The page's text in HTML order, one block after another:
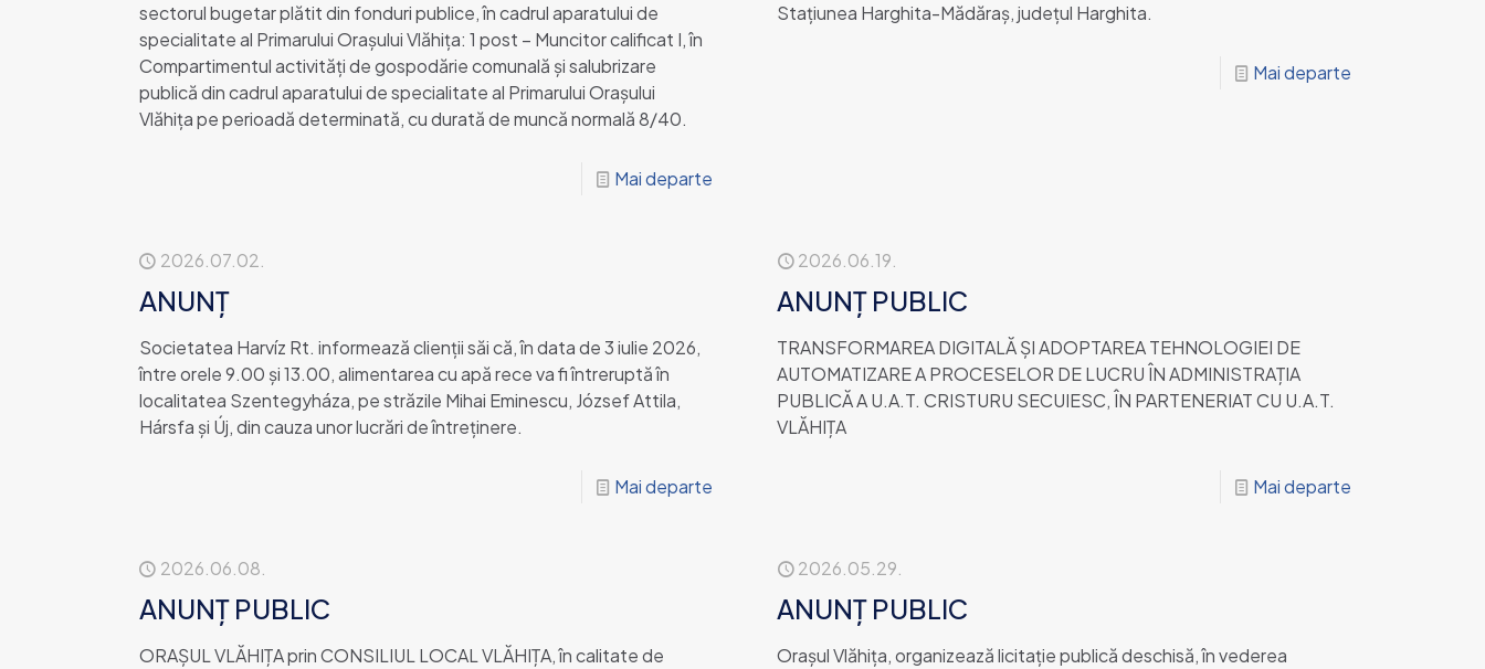
sectorul bugetar plătit din fonduri publice, în cadrul aparatului de
specialitate al Primarului Orașului Vlăhița: 1 post – Muncitor calificat I, în
Compartimentul activități de gospodărie comunală și salubrizare
publică din cadrul aparatului de specialitate al Primarului Oraşului
Vlăhiţa pe perioadă determinată, cu durată de muncă normală 8/40.
Mai departe
Stațiunea Harghita-Mădăraș, județul Harghita.
Mai departe
2026.07.02.
ANUNȚ
Societatea Harvíz Rt. informează clienții săi că, în data de 3 iulie 2026,
între orele 9.00 și 13.00, alimentarea cu apă rece va fi întreruptă în
localitatea Szentegyháza, pe străzile Mihai Eminescu, József Attila,
Hársfa și Új, din cauza unor lucrări de întreținere.
Mai departe
2026.06.19.
ANUNȚ PUBLIC
TRANSFORMAREA DIGITALĂ ŞI ADOPTAREA TEHNOLOGIEI DE
AUTOMATIZARE A PROCESELOR DE LUCRU ÎN ADMINISTRAŢIA
PUBLICĂ A U.A.T. CRISTURU SECUIESC, ÎN PARTENERIAT CU U.A.T.
VLĂHIŢA
Mai departe
2026.06.08.
ANUNȚ PUBLIC
ORAȘUL VLĂHIȚA prin CONSILIUL LOCAL VLĂHIȚA, în calitate de
2026.05.29.
ANUNȚ PUBLIC
Orașul Vlăhița, organizează licitație publică deschisă, în vederea